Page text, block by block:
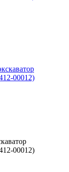
00012)